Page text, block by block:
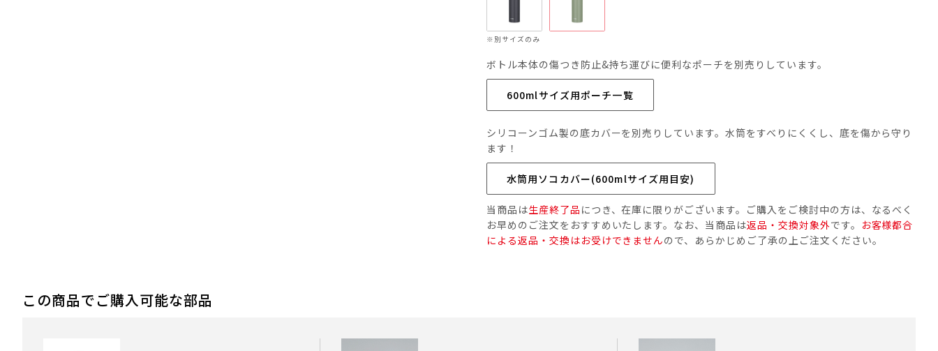
※別サイズのみ
ボトル本体の傷つき防止&持ち運びに便利なポーチを別売りしています。
600mlサイズ用ポーチ一覧
シリコーンゴム製の底カバーを別売りしています。水筒をすべりにくくし、底を傷から守り
ます！
水筒用ソコカバー(600mlサイズ用目安)
当商品は生産終了品 につき、在庫に限りがございます。ご購入をご検討中の方は、なるべく
お早めのご注文をおすすめいたします。なお、当商品は返品・交換対象外です。 お客様都合
による返品・交換はお受けできませんので、あらかじめご了承の上ご注文ください。
この商品でご購入可能な部品